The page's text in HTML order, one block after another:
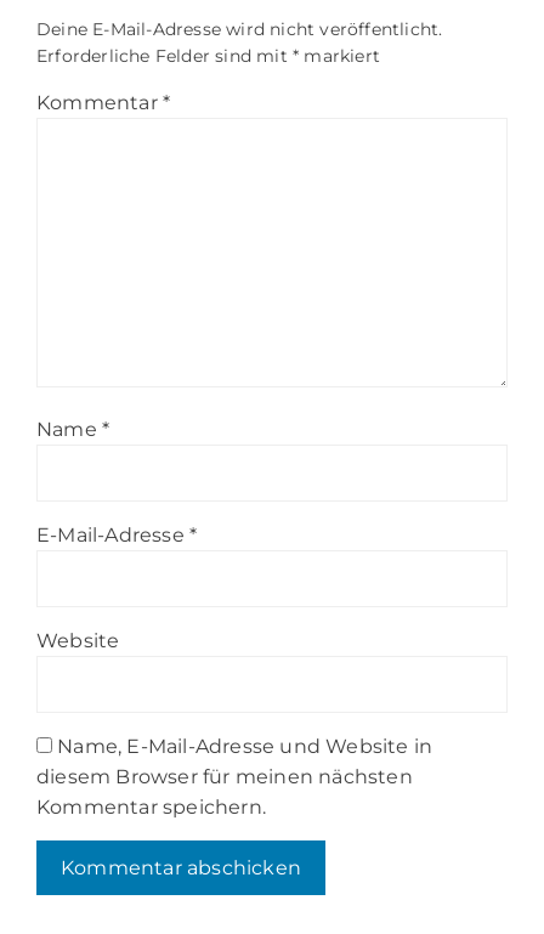
Deine E-Mail-Adresse wird nicht veröffentlicht.
Erforderliche Felder sind mit * markiert
Kommentar *
Name *
E-Mail-Adresse *
Website
Name, E-Mail-Adresse und Website in
diesem Browser für meinen nächsten
Kommentar speichern.